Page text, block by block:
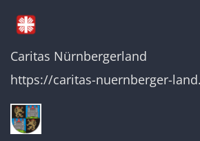
Caritas Nürnbergerland
https://caritas-nuernberger-